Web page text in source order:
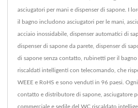
asciugatori per mani e dispenser di sapone. I
il bagno includono asciugatori per le mani,
acciaio inossidabile, dispenser automatici di
dispenser di sapone da parete, dispenser di
di sapone senza contatto, rubinetti per il bagno
riscaldati intelligenti con telecomando, che
WEEE e RoHS e sono venduti in 96 paesi.
contatto e distributore di sapone, asciugatore
commerciale e sedile del WC riscaldato